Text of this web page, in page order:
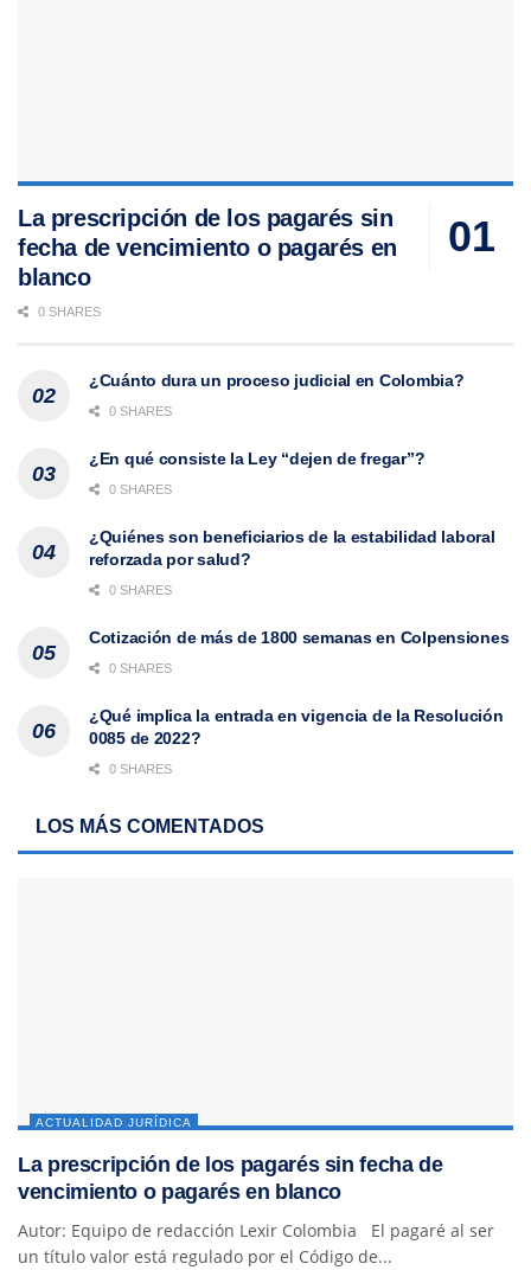
La prescripción de los pagarés sin
fecha de vencimiento o pagarés en
blanco
0 SHARES
¿Cuánto dura un proceso judicial en Colombia?
0 SHARES
¿En qué consiste la Ley “dejen de fregar”?
0 SHARES
¿Quiénes son beneficiarios de la estabilidad laboral
reforzada por salud?
0 SHARES
Cotización de más de 1800 semanas en Colpensiones
0 SHARES
¿Qué implica la entrada en vigencia de la Resolución
0085 de 2022?
0 SHARES
LOS MÁS COMENTADOS
ACTUALIDAD JURÍDICA
La prescripción de los pagarés sin fecha de
vencimiento o pagarés en blanco
Autor: Equipo de redacción Lexir Colombia El pagaré al ser
un título valor está regulado por el Código de...